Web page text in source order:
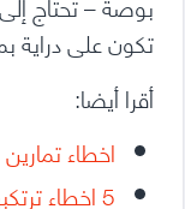
تكون على دراية
أقرا أيضا:
اخطاء تمارين
5 اخطاء ترتكبها اثناء الديدليفت